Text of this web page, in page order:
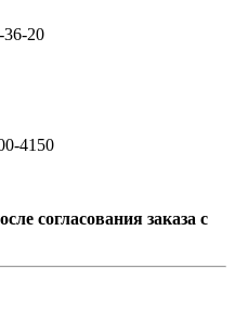
36-20
4150
согласования заказа с